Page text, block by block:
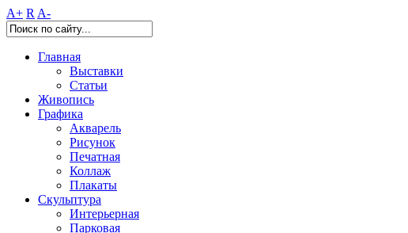
A+ R A-
Главная
Выставки
Статьи
Живопись
Графика
Акварель
Рисунок
Печатная
Коллаж
Плакаты
Скульптура
Интерьерная
Парковая